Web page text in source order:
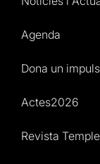
Agenda
Dona un impuls
Actes2026
Revista